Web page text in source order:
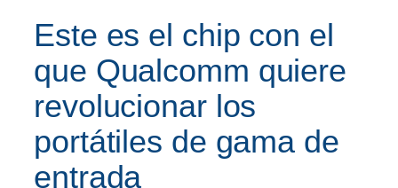
Este es el chip con el
que Qualcomm quiere
revolucionar los
portátiles de gama de
entrada